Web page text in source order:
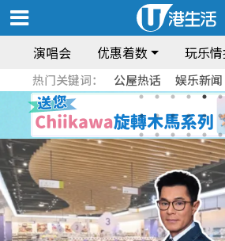
演唱会 优惠着数 玩乐
热门关键词： 公屋热话 娱乐新闻